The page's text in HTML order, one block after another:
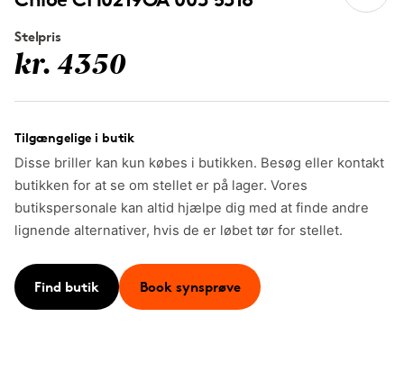
Stelpris
kr. 4350
Tilgængelige i butik
Disse briller kan kun købes i butikken. Besøg eller kontakt
butikken for at se om stellet er på lager. Vores
butikspersonale kan altid hjælpe dig med at finde andre
lignende alternativer, hvis de er løbet tør for stellet.
Find butik Book synsprøve